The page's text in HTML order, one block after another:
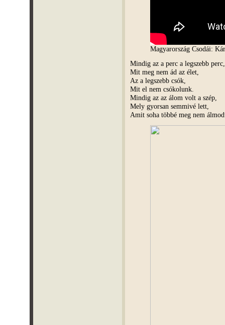
Magyarország Csodái:
Mindig az a perc a legszebb perc,
Mit meg nem ád az élet,
Az a legszebb csók,
Mit el nem csókolunk.
Mindig az az álom volt a szép,
Mely gyorsan semmivé lett,
Amit soha többé meg nem